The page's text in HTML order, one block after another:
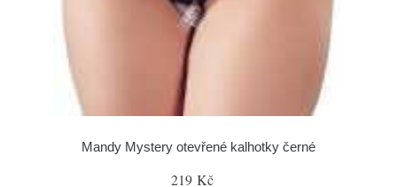
Mandy Mystery otevřené kalhotky černé
219 Kč